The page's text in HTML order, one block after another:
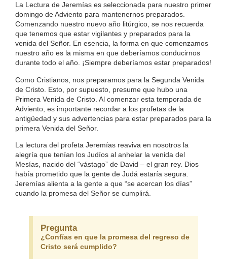
La Lectura de Jeremías es seleccionada para nuestro primer
domingo de Adviento para mantenernos preparados.
Comenzando nuestro nuevo año litúrgico, se nos recuerda
que tenemos que estar vigilantes y preparados para la
venida del Señor. En esencia, la forma en que comenzamos
nuestro año es la misma en que deberíamos conducirnos
durante todo el año. ¡Siempre deberíamos estar preparados!
Como Cristianos, nos preparamos para la Segunda Venida
de Cristo. Esto, por supuesto, presume que hubo una
Primera Venida de Cristo. Al comenzar esta temporada de
Adviento, es importante recordar a los profetas de la
antigüedad y sus advertencias para estar preparados para la
primera Venida del Señor.
La lectura del profeta Jeremías reaviva en nosotros la
alegría que tenían los Judíos al anhelar la venida del
Mesías, nacido del “vástago” de David – el gran rey. Dios
había prometido que la gente de Judá estaría segura.
Jeremías alienta a la gente a que “se acercan los días”
cuando la promesa del Señor se cumplirá.
Pregunta
¿Confías en que la promesa del regreso de
Cristo será cumplido?